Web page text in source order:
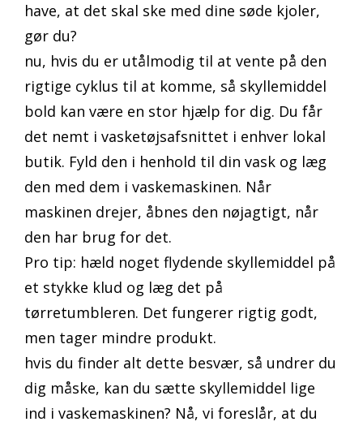
have, at det skal ske med dine søde kjoler,
gør du?
nu, hvis du er utålmodig til at vente på den
rigtige cyklus til at komme, så skyllemiddel
bold kan være en stor hjælp for dig. Du får
det nemt i vasketøjsafsnittet i enhver lokal
butik. Fyld den i henhold til din vask og læg
den med dem i vaskemaskinen. Når
maskinen drejer, åbnes den nøjagtigt, når
den har brug for det.
Pro tip: hæld noget flydende skyllemiddel på
et stykke klud og læg det på
tørretumbleren. Det fungerer rigtig godt,
men tager mindre produkt.
hvis du finder alt dette besvær, så undrer du
dig måske, kan du sætte skyllemiddel lige
ind i vaskemaskinen? Nå, vi foreslår, at du